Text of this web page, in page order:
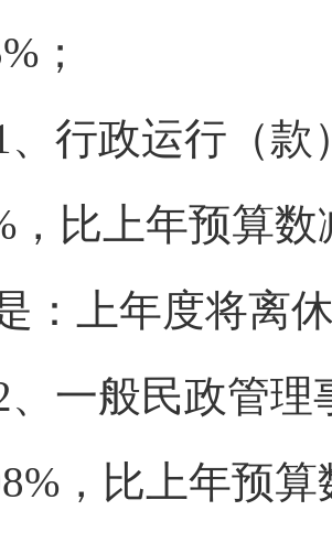
；
政运行（款
，比上年预算
：上年度将离
般民政管理事
，比上年预